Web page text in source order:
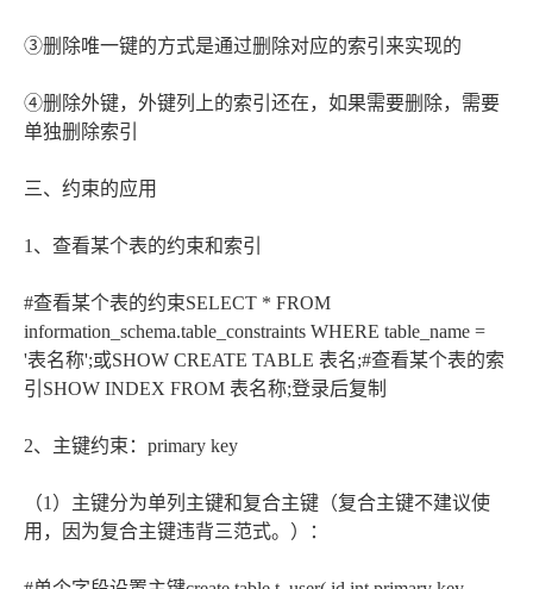
③删除唯一键的方式是通过删除对应的索引来实现的
④删除外键，外键列上的索引还在，如果需要删除，需要
单独删除索引
三、约束的应用
1、查看某个表的约束和索引
#查看某个表的约束SELECT * FROM
information_schema.table_constraints WHERE table_name =
'表名称';或SHOW CREATE TABLE 表名;#查看某个表的索
引SHOW INDEX FROM 表名称;登录后复制
2、主键约束：primary key
（1）主键分为单列主键和复合主键（复合主键不建议使
用，因为复合主键违背三范式。）：